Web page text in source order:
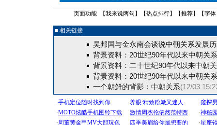
页面功能 【我来说两句 】【热点排行】【推荐】【字体
■ 相关链接
吴邦国与金永南会谈说中朝关系发展
背景资料：20世纪90年代以来中朝关
背景资料：二十世纪90年代以来中朝
背景资料：20世纪90年代以来中朝关
一个朝鲜的背影：中朝关系(12/03